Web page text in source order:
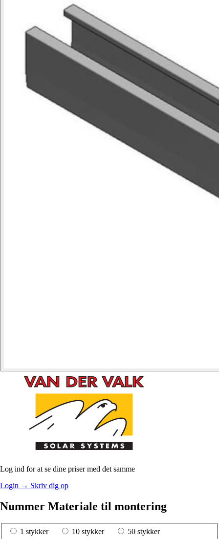
Log ind for at se dine priser med det samme
Login → Skriv dig op
Nummer Materiale til montering
1 stykker 10 stykker 50 stykker